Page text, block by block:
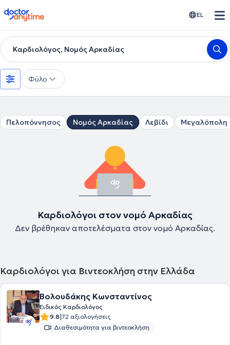
doctoranytime EL
Καρδιολόγος, Νομός Αρκαδίας
Φύλο
Πελοπόννησος Νομός Αρκαδίας Λεβίδι Μεγαλόπολη
Καρδιολόγοι στον νομό Αρκαδίας
Δεν βρέθηκαν αποτελέσματα στον νομό Αρκαδίας.
Καρδιολόγοι για Βιντεοκλήση στην Ελλάδα
Βολουδάκης Κωνσταντίνος
Ειδικός Καρδιολόγος
9.8|72 αξιολογήσεις
Διαθεσιμότητα για βιντεοκλήση